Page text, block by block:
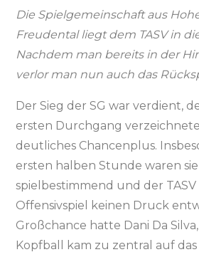
Die Spielgemeinschaft aus
Freudental liegt dem TASV in
Nachdem man bereits in der
verlor man nun auch das
Der Sieg der SG war verdient,
ersten Durchgang
deutliches Chancenplus.
ersten halben Stunde waren
spielbestimmend und der
Offensivspiel keinen Druck
Großchance hatte Dani Da
Kopfball kam zu zentral auf das